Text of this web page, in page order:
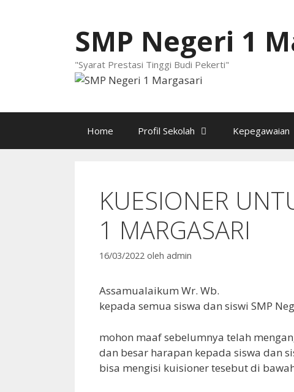
SMP Negeri 1
"Syarat Prestasi Tinggi Budi Pekerti"
Home Profil Sekolah Kepegawaian
KUESIONER
1 MARGASARI
16/03/2022 oleh admin
Assamualaikum Wr. Wb.
kepada semua siswa dan siswi SMP
mohon maaf sebelumnya telah
dan besar harapan kepada siswa dan
bisa mengisi kuisioner tesebut di